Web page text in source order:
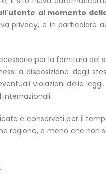
al momento
privacy, e in particolare
per la fornitura del
a disposizione degli
violazioni delle
e conservati per il
ragione, a meno che non